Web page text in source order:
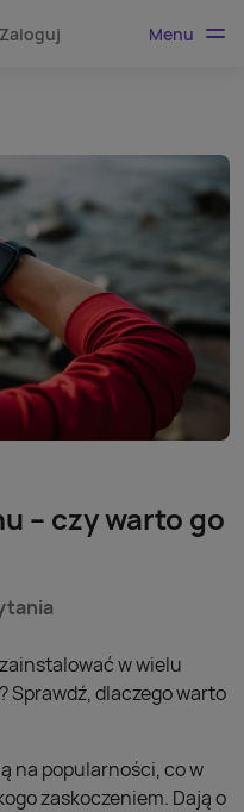
Zaloguj Menu
– czy warto go
w wielu
dlaczego warto
na popularności, co w
zaskoczeniem. Dają o